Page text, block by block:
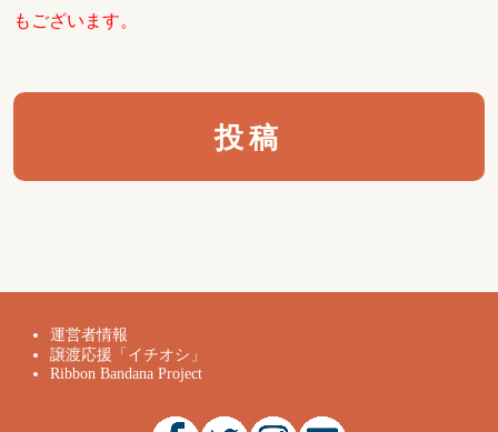
もございます。
運営者情報
譲渡応援「イチオシ」
Ribbon Bandana Project